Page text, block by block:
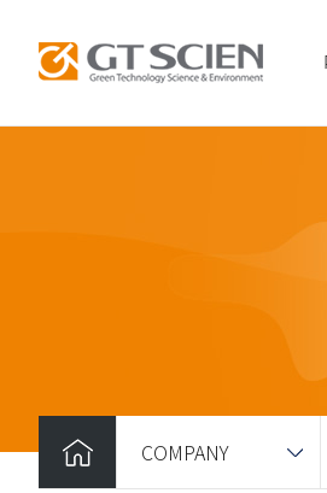
COMPANY